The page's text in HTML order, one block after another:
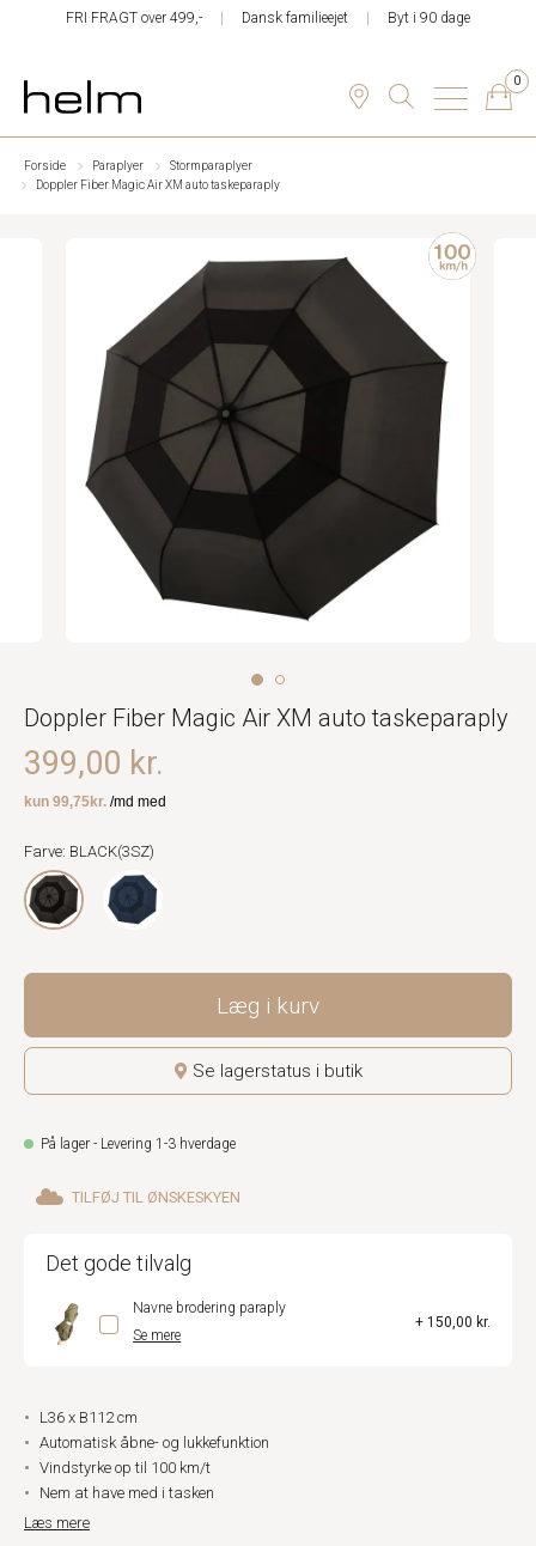
FRI FRAGT over 499,- Dansk familieejet Byt i 90 dage
0
Forside Paraplyer
Stormparaplyer
Doppler Fiber Magic Air XM auto taskeparaply
Doppler Fiber Magic Air XM auto taskeparaply
399,00 kr.
Farve: BLACK(3SZ)
Læg i kurv
Se lagerstatus i butik
På lager - Levering 1-3 hverdage
TILFØJ TIL ØNSKESKYEN
Det gode tilvalg
Navne brodering paraply
Se mere
+ 150,00 kr.
L36 x B112 cm
Automatisk åbne- og lukkefunktion
Vindstyrke op til 100 km/t
Nem at have med i tasken
Læs mere